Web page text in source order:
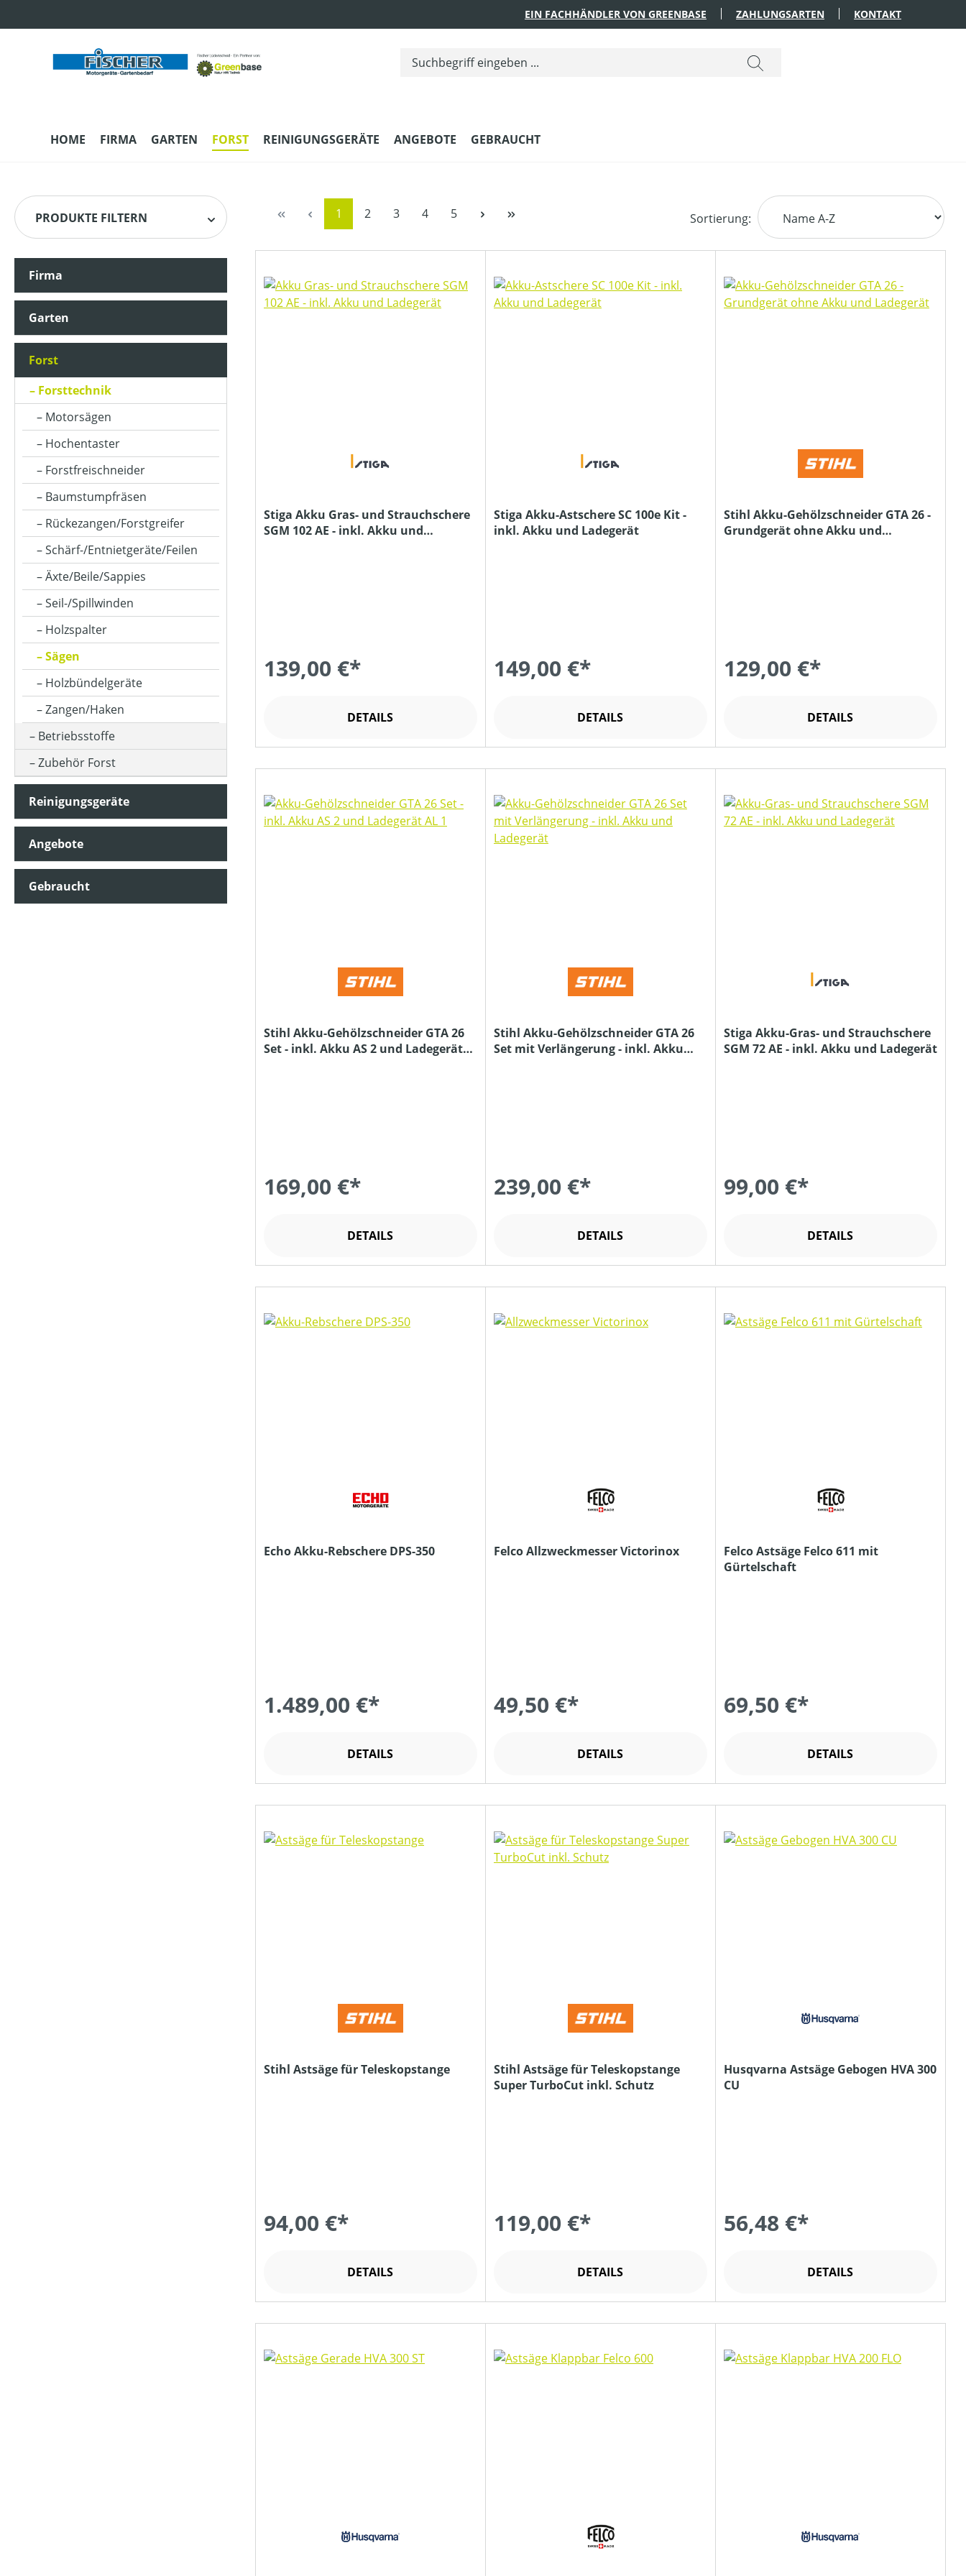
EIN FACHHÄNDLER VON GREENBASE ZAHLUNGSARTEN KONTAKT
HOME FIRMA GARTEN FORST REINIGUNGSGERÄTE ANGEBOTE GEBRAUCHT
PRODUKTE FILTERN
HERSTELLER
ARBEITSZEIT (IN MIN)
ASTSTÄRKE MAX (IN MM)
BETRIEBSART
FARBE (GERÄT)
KETTENTEILUNG (IN ")
KLASSIFIZIERUNG
LADEZEIT (IN MIN)
MOTORLEISTUNG (IN KW)
MOTORTYP (HERSTELLERBEZEICHNUNG)
NENNSPANNUNG (IN V)
Firma
Garten
Forst
Forsttechnik
Motorsägen
Hochentaster
Forstfreischneider
Baumstumpfräsen
Rückezangen/Forstgreifer
Schärf-/Entnietgeräte/Feilen
Äxte/Beile/Sappies
Seil-/Spillwinden
Holzspalter
Sägen
Holzbündelgeräte
Zangen/Haken
Betriebsstoffe
Zubehör Forst
Reinigungsgeräte
Angebote
Gebraucht
Seite
1 Seite
2 Seite
3 Seite
4 Seite
5 Sortierung:
Stiga Akku Gras- und Strauchschere
SGM 102 AE - inkl. Akku und
139,00 €*
DETAILS
Stiga Akku-Astschere SC 100e Kit -
inkl. Akku und Ladegerät
149,00 €*
DETAILS
Stihl Akku-Gehölzschneider GTA 26 -
Grundgerät ohne Akku und
129,00 €*
DETAILS
Stihl Akku-Gehölzschneider GTA 26
Set - inkl. Akku AS 2 und Ladegerät
169,00 €*
DETAILS
Stihl Akku-Gehölzschneider GTA 26
Set mit Verlängerung - inkl. Akku
239,00 €*
DETAILS
Stiga Akku-Gras- und Strauchschere
SGM 72 AE - inkl. Akku und Ladegerät
99,00 €*
DETAILS
Echo Akku-Rebschere DPS-350
1.489,00 €*
DETAILS
Felco Allzweckmesser Victorinox
49,50 €*
DETAILS
Felco Astsäge Felco 611 mit
Gürtelschaft
69,50 €*
DETAILS
Stihl Astsäge für Teleskopstange
94,00 €*
DETAILS
Stihl Astsäge für Teleskopstange
Super TurboCut inkl. Schutz
119,00 €*
DETAILS
Husqvarna Astsäge Gebogen HVA 300
CU
56,48 €*
DETAILS